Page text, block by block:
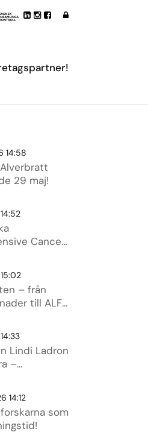
14:58
29 maj!
Cancer
– från
till ALF-
Lindi Ladron
–
14:12
som